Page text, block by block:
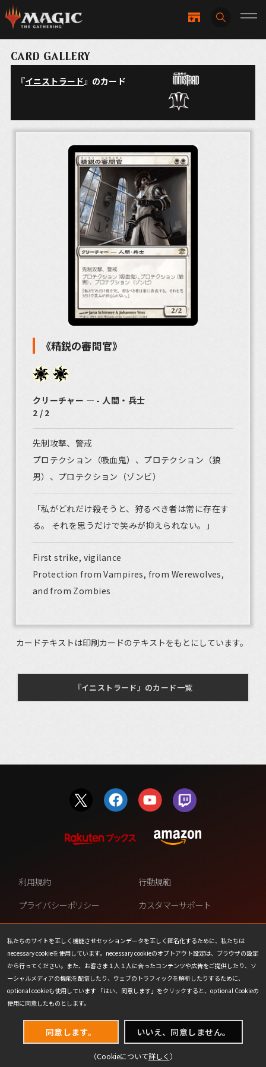
CARD GALLERY
『イニストラード』のカード
《精鋭の審問官》
クリーチャー ― - 人間・兵士
2 / 2
先制攻撃、警戒
プロテクション（吸血鬼）、プロテクション（狼
男）、プロテクション（ゾンビ）
「私がどれだけ殺そうと、狩るべき者は常に存在す
る。 それを思うだけで笑みが抑えられない。」
First strike, vigilance
Protection from Vampires, from Werewolves,
and from Zombies
カードテキストは印刷カードのテキストをもとにしています。
『イニストラード』のカード一覧
私たちのサイトを正しく機能させセッションデータを正しく匿名化するために、私たちは
necessary cookieを使用しています。necessary cookieのオプトアウト設定は、ブラウザの設定
から行ってください。また、お客さま１人１人に合ったコンテンツや広告をご提供したり、ソ
ーシャルメディアの機能を配信したり、ウェブのトラフィックを解析したりするために、
optional cookieも使用しています 「はい、同意します」をクリックすると、optional Cookieの
使用に同意したものとします。
同意します。 いいえ、同意しません。
（Cookieについて詳しく ）
利用規約
行動規範
プライバシーポリシー
カスタマーサポート
ファンコンテンツ・ポリシー
個人情報の販売や共有を許可し
ない
COOKIE
プレスリリース
会社情報
お問い合わせ